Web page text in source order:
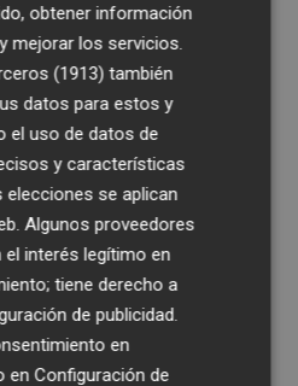
Pedro Martínez al
más potentes
a pelear por
el difícil choque que
su técnico pidió
una sensación de
también que su
y pasa por
energía y
obtener información
mejorar los servicios.
(1913) también
datos para estos y
el uso de datos de
y características
elecciones se aplican
Algunos proveedores
el interés legítimo en
tiene derecho a
de publicidad
en
enConfiguración de